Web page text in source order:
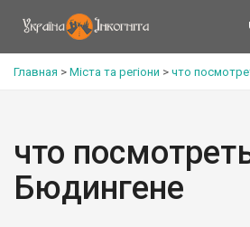
Главная > Міста та регіони > что
что
Бюдингене